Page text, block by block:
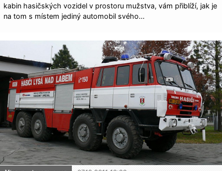
kabin hasičských vozidel v prostoru mužstva, vám přiblíží, jak je
na tom s místem jediný automobil svého…